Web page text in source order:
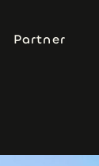
Partner